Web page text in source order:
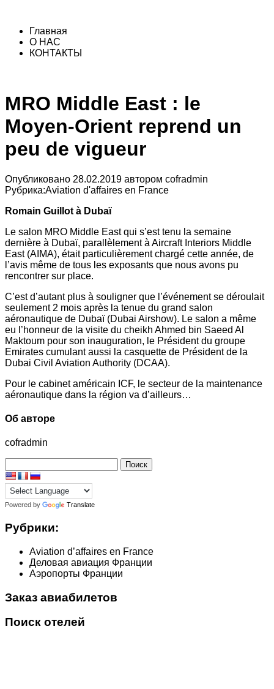
Главная
О НАС
КОНТАКТЫ
MRO Middle East : le
Moyen-Orient reprend un
peu de vigueur
Опубликовано 28.02.2019 автором cofradmin
Рубрика:Aviation d'affaires en France
Romain Guillot à Dubaï
Le salon MRO Middle East qui s’est tenu la semaine
dernière à Dubaï, parallèlement à Aircraft Interiors Middle
East (AIMA), était particulièrement chargé cette année, de
l’avis même de tous les exposants que nous avons pu
rencontrer sur place.
C’est d’autant plus à souligner que l’événement se déroulait
seulement 2 mois après la tenue du grand salon
aéronautique de Dubaï (Dubai Airshow). Le salon a même
eu l’honneur de la visite du cheikh Ahmed bin Saeed Al
Maktoum pour son inauguration, le Président du groupe
Emirates cumulant aussi la casquette de Président de la
Dubai Civil Aviation Authority (DCAA).
Pour le cabinet américain ICF, le secteur de la maintenance
aéronautique dans la région va d’ailleurs…
Об авторе
cofradmin
Powered by Translate
Рубрики:
Aviation d’affaires en France
Деловая авиация Франции
Аэропорты Франции
Заказ авиабилетов
Поиск отелей